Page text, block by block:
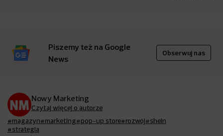
Piszemy też na Google
News
Obserwuj nas
Nowy Marketing
Czytaj więcej o autorze
#magazyn#marketing#pop-up store#rozwój#shein
#strategia